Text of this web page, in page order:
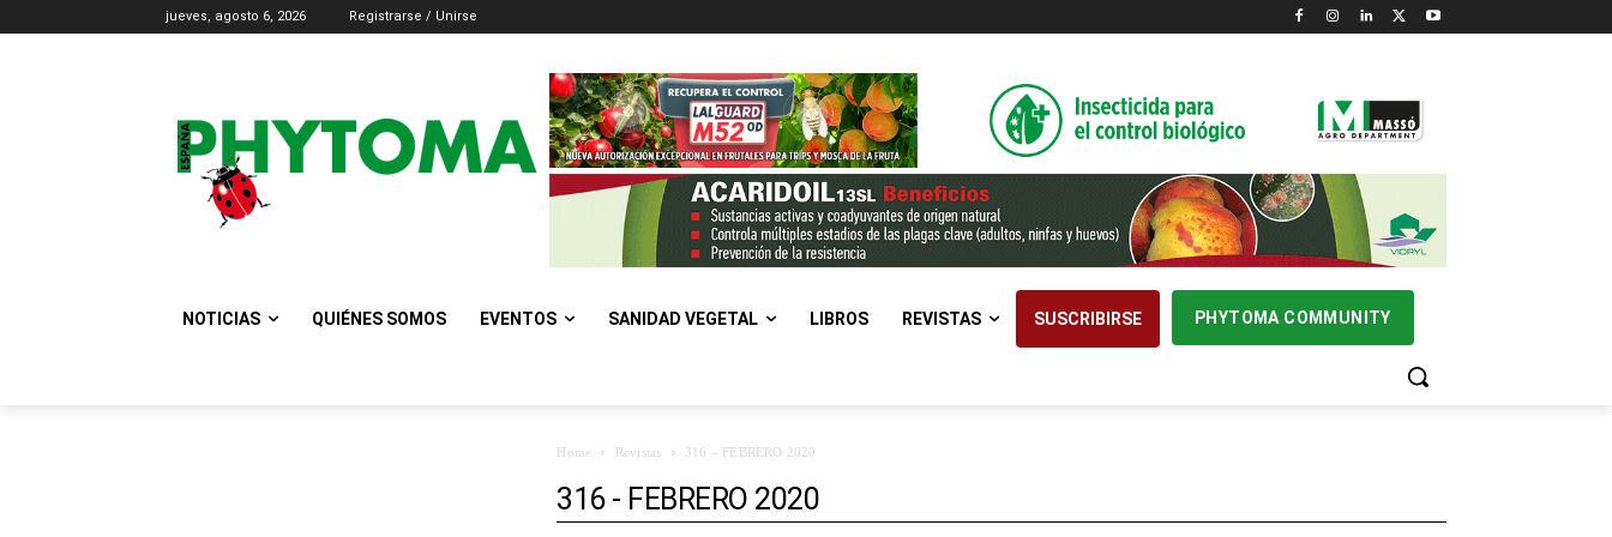
jueves, agosto 6, 2026 Registrarse / Unirse
NOTICIAS QUIÉNES SOMOS EVENTOS SANIDAD VEGETAL LIBROS REVISTAS SUSCRIBIRSE PHYTOMA COMMUNITY
Home Revistas 316 – FEBRERO 2020
316 - FEBRERO 2020